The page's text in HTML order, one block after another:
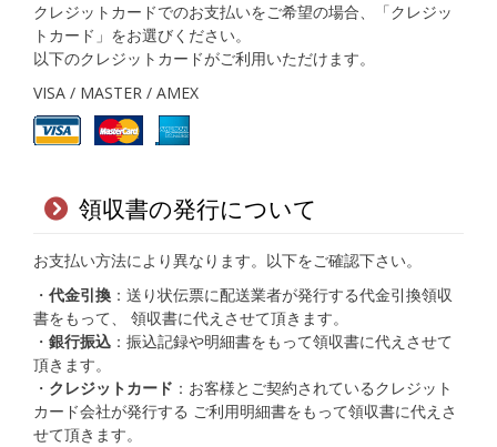
クレジットカードでのお支払いをご希望の場合、「クレジッ
トカード」をお選びください。
以下のクレジットカードがご利用いただけます。
VISA / MASTER / AMEX
領収書の発行について
お支払い方法により異なります。以下をご確認下さい。
・ 代金引換 ：送り状伝票に配送業者が発行する代金引換領収
書をもって、 領収書に代えさせて頂きます。
・ 銀行振込 ：振込記録や明細書をもって領収書に代えさせて
頂きます。
・ クレジットカード ：お客様とご契約されているクレジット
カード会社が発行する ご利用明細書をもって領収書に代えさ
せて頂きます。